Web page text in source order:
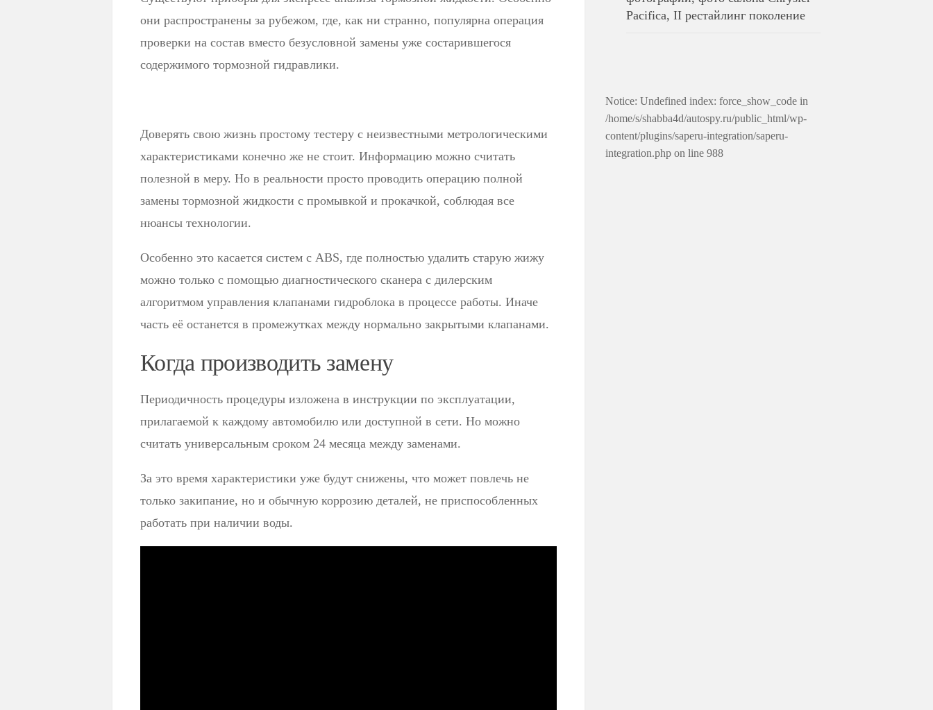
они распространены за рубежом, где, как ни странно, популярна операция
проверки на состав вместо безусловной замены уже состарившегося
содержимого тормозной гидравлики.
Доверять свою жизнь простому тестеру с неизвестными метрологическими
характеристиками конечно же не стоит. Информацию можно считать
полезной в меру. Но в реальности просто проводить операцию полной
замены тормозной жидкости с промывкой и прокачкой, соблюдая все
нюансы технологии.
Особенно это касается систем с ABS, где полностью удалить старую жижу
можно только с помощью диагностического сканера с дилерским
алгоритмом управления клапанами гидроблока в процессе работы. Иначе
часть её останется в промежутках между нормально закрытыми клапанами.
Когда производить замену
Периодичность процедуры изложена в инструкции по эксплуатации,
прилагаемой к каждому автомобилю или доступной в сети. Но можно
считать универсальным сроком 24 месяца между заменами.
За это время характеристики уже будут снижены, что может повлечь не
только закипание, но и обычную коррозию деталей, не приспособленных
работать при наличии воды.
Pacifica, II рестайлинг поколение
Notice: Undefined index: force_show_code in
/home/s/shabba4d/autospy.ru/public_html/wp-
content/plugins/saperu-integration/saperu-
integration.php on line 988